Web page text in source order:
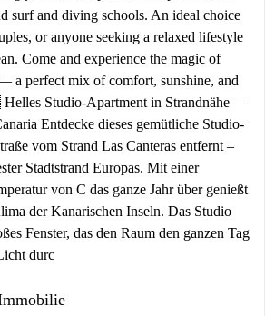
surf and diving schools. An ideal choice
or anyone seeking a relaxed lifestyle
Come and experience the magic of
a perfect mix of comfort, sunshine, and
Studio-Apartment in Strandnähe —
Entdecke dieses gemütliche Studio-
vom Strand Las Canteras entfernt –
Stadtstrand Europas. Mit einer
von C das ganze Jahr über genießt
der Kanarischen Inseln. Das Studio
Fenster, das den Raum den ganzen Tag
durc